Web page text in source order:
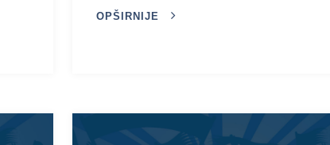
OPŠIRNIJE